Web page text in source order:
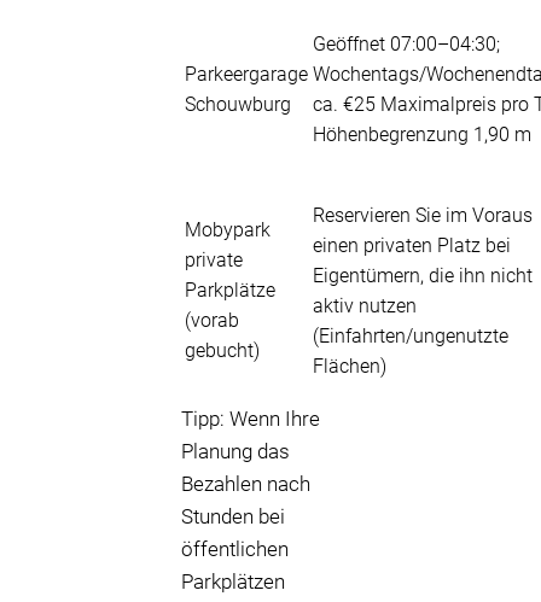
Parkeergarage
Schouwburg
Geöffnet 07:00–04:30;
Wochentags/
ca. €25 Maximalpreis pro
Höhenbegrenzung 1,90 m
Mobypark
private
Parkplätze
(vorab
gebucht)
Reservieren Sie im Voraus
einen privaten Platz bei
Eigentümern, die ihn nicht
aktiv nutzen
(Einfahrten/ungenutzte
Flächen)
Tipp: Wenn Ihre
Planung das
Bezahlen nach
Stunden bei
öffentlichen
Parkplätzen